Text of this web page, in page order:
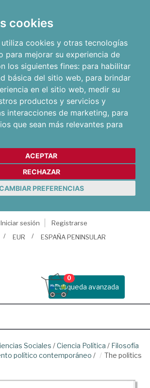
cookies
cookies y otras tecnologías
para mejorar su experiencia de
los siguientes fines: para habilitar
básica del sitio web, para brindar
en el sitio web, medir su
productos y servicios y
interacciones de marketing, para
que sean más relevantes para
ACEPTAR
RECHAZAR
PREFERENCIAS
Iniciar sesión
Registrarse
EUR ESPAÑA PENINSULAR
Busqueda avanzada
0
Sociales /Ciencia Política / Filosofía
político contemporáneo /
The politics